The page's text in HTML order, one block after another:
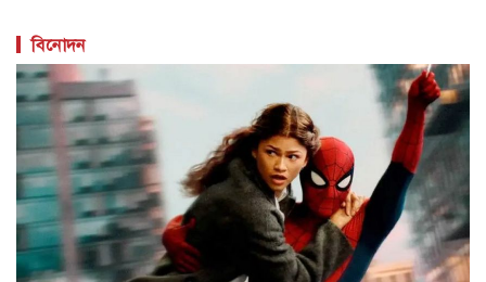
বিনোদন